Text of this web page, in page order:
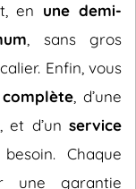
en une demi-
, sans gros
Enfin, vous
, d’une
et d’un service
Chaque
une garantie